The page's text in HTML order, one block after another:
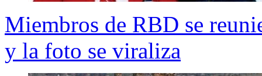
Miembros de RBD se
y la foto se viraliza